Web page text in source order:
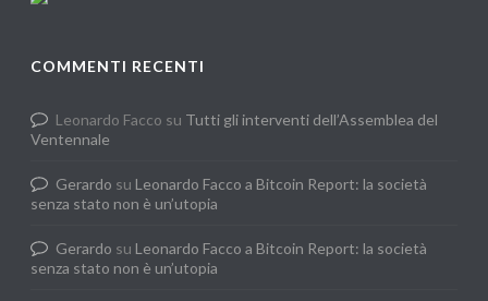
COMMENTI RECENTI
Leonardo Facco su Tutti gli interventi dell’Assemblea del
Ventennale
Gerardo su Leonardo Facco a Bitcoin Report: la società
senza stato non è un’utopia
Gerardo su Leonardo Facco a Bitcoin Report: la società
senza stato non è un’utopia